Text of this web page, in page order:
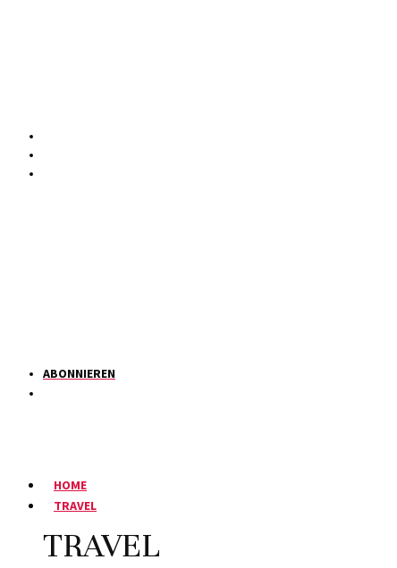
ABONNIEREN
HOME
TRAVEL
TRAVEL